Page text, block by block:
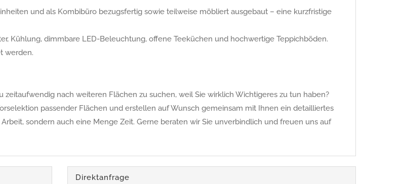
und als Kombibüro bezugsfertig sowie teilweise möbliert ausgebaut – eine kurzfristige
Kühlung, dimmbare LED-Beleuchtung, offene Teeküchen und hochwertige Teppichböden.
werden.
zeitaufwendig nach weiteren Flächen zu suchen, weil Sie wirklich Wichtigeres zu tun haben?
passender Flächen und erstellen auf Wunsch gemeinsam mit Ihnen ein detailliertes
sondern auch eine Menge Zeit. Gerne beraten wir Sie unverbindlich und freuen uns auf
Direktanfrage